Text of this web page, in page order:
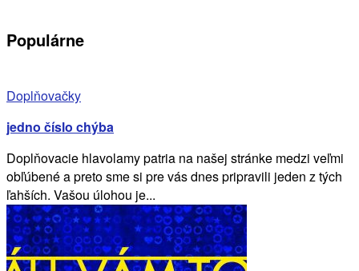
Populárne
Doplňovačky
jedno číslo chýba
Doplňovacie hlavolamy patria na našej stránke medzi veľmi
obľúbené a preto sme si pre vás dnes pripravili jeden z tých
ľahších. Vašou úlohou je...